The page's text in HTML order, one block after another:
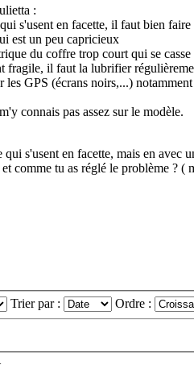
:
s'usent en facette, il faut bien faire
est un peu capricieux
du coffre trop court qui se casse
fragile, il faut la lubrifier
les GPS (écrans noirs,...)
connais pas assez sur le modèle.
qui s'usent en facette, mais en avec
comme tu as réglé le problème ? (
Trier par : Ordre :